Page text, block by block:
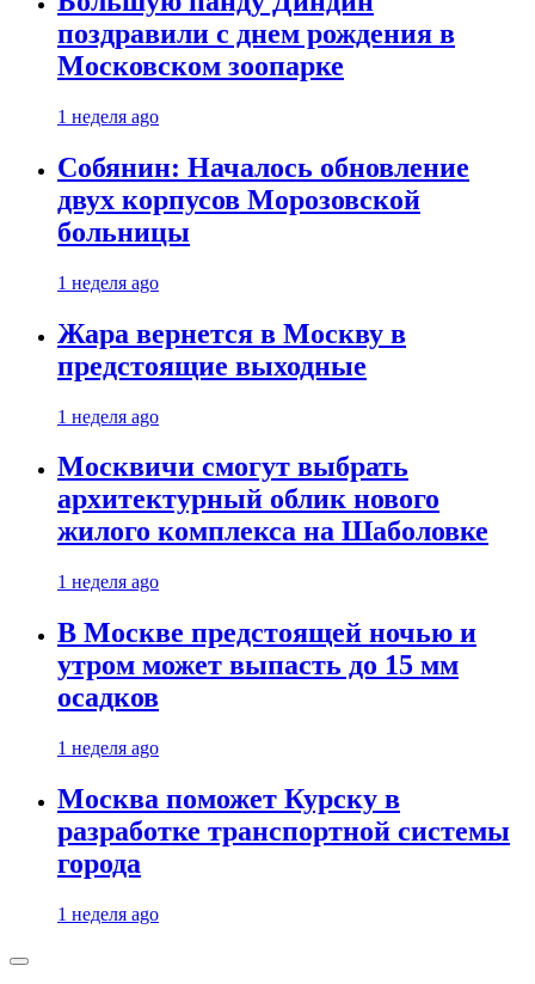
поздравили с днем рождения в
Московском зоопарке
1 неделя ago
Собянин: Началось обновление
двух корпусов Морозовской
больницы
1 неделя ago
Жара вернется в Москву в
предстоящие выходные
1 неделя ago
Москвичи смогут выбрать
архитектурный облик нового
жилого комплекса на Шаболовке
1 неделя ago
В Москве предстоящей ночью и
утром может выпасть до 15 мм
осадков
1 неделя ago
Москва поможет Курску в
разработке транспортной системы
города
1 неделя ago